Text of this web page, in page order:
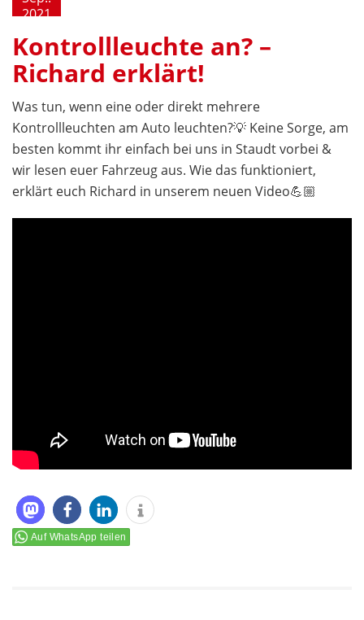
2021
Kontrollleuchte an? –
Richard erklärt!
Was tun, wenn eine oder direkt mehrere
Kontrollleuchten am Auto leuchten?💡 Keine Sorge, am
besten kommt ihr einfach bei uns in Staudt vorbei &
wir lesen euer Fahrzeug aus. Wie das funktioniert,
erklärt euch Richard in unserem neuen Video💪🏼
Auf WhatsApp teilen